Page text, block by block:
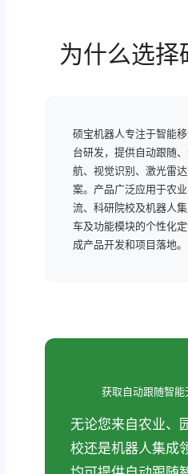
为什么选择
硕宝机器人专注于智能
台研发，提供自动跟随
航、视觉识别、激光雷
案。产品广泛应用于农
流、科研院校及机器人
车及功能模块的个性化
成产品开发和项目落地。
获取自动跟随智
无论您来自农业、
校还是机器人集成